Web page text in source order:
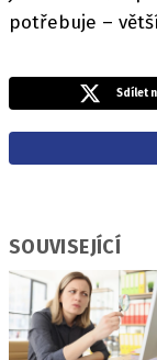
potřebuje –
Sdílet
SOUVISEJÍCÍ